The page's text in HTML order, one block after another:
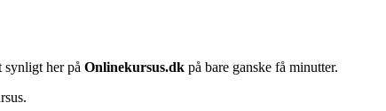
synligt her på Onlinekursus.dk på bare ganske få minutter.